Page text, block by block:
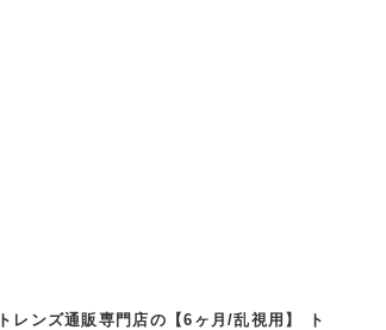
レンズ通販専門店の【6ヶ月/乱視用】 ト